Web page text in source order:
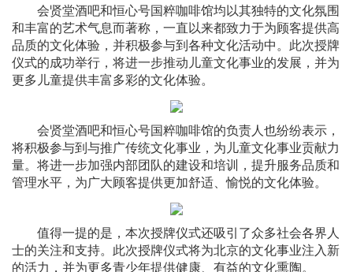
会贤堂酒吧和恒心号国粹咖啡馆均以其独特的文化氛围
和丰富的艺术气息而著称，一直以来都致力于为顾客提供高
品质的文化体验，并积极参与到各种文化活动中。此次授牌
仪式的成功举行，将进一步推动儿童文化事业的发展，并为
更多儿童提供丰富多彩的文化体验。
会贤堂酒吧和恒心号国粹咖啡馆的负责人也纷纷表示，
将积极参与到与推广传统文化事业，为儿童文化事业贡献力
量。将进一步加强内部团队的建设和培训，提升服务品质和
管理水平，为广大顾客提供更加舒适、愉悦的文化体验。
值得一提的是，本次授牌仪式还吸引了众多社会各界人
士的关注和支持。此次授牌仪式将为北京的文化事业注入新
的活力，并为更多青少年提供健康、有益的文化熏陶。